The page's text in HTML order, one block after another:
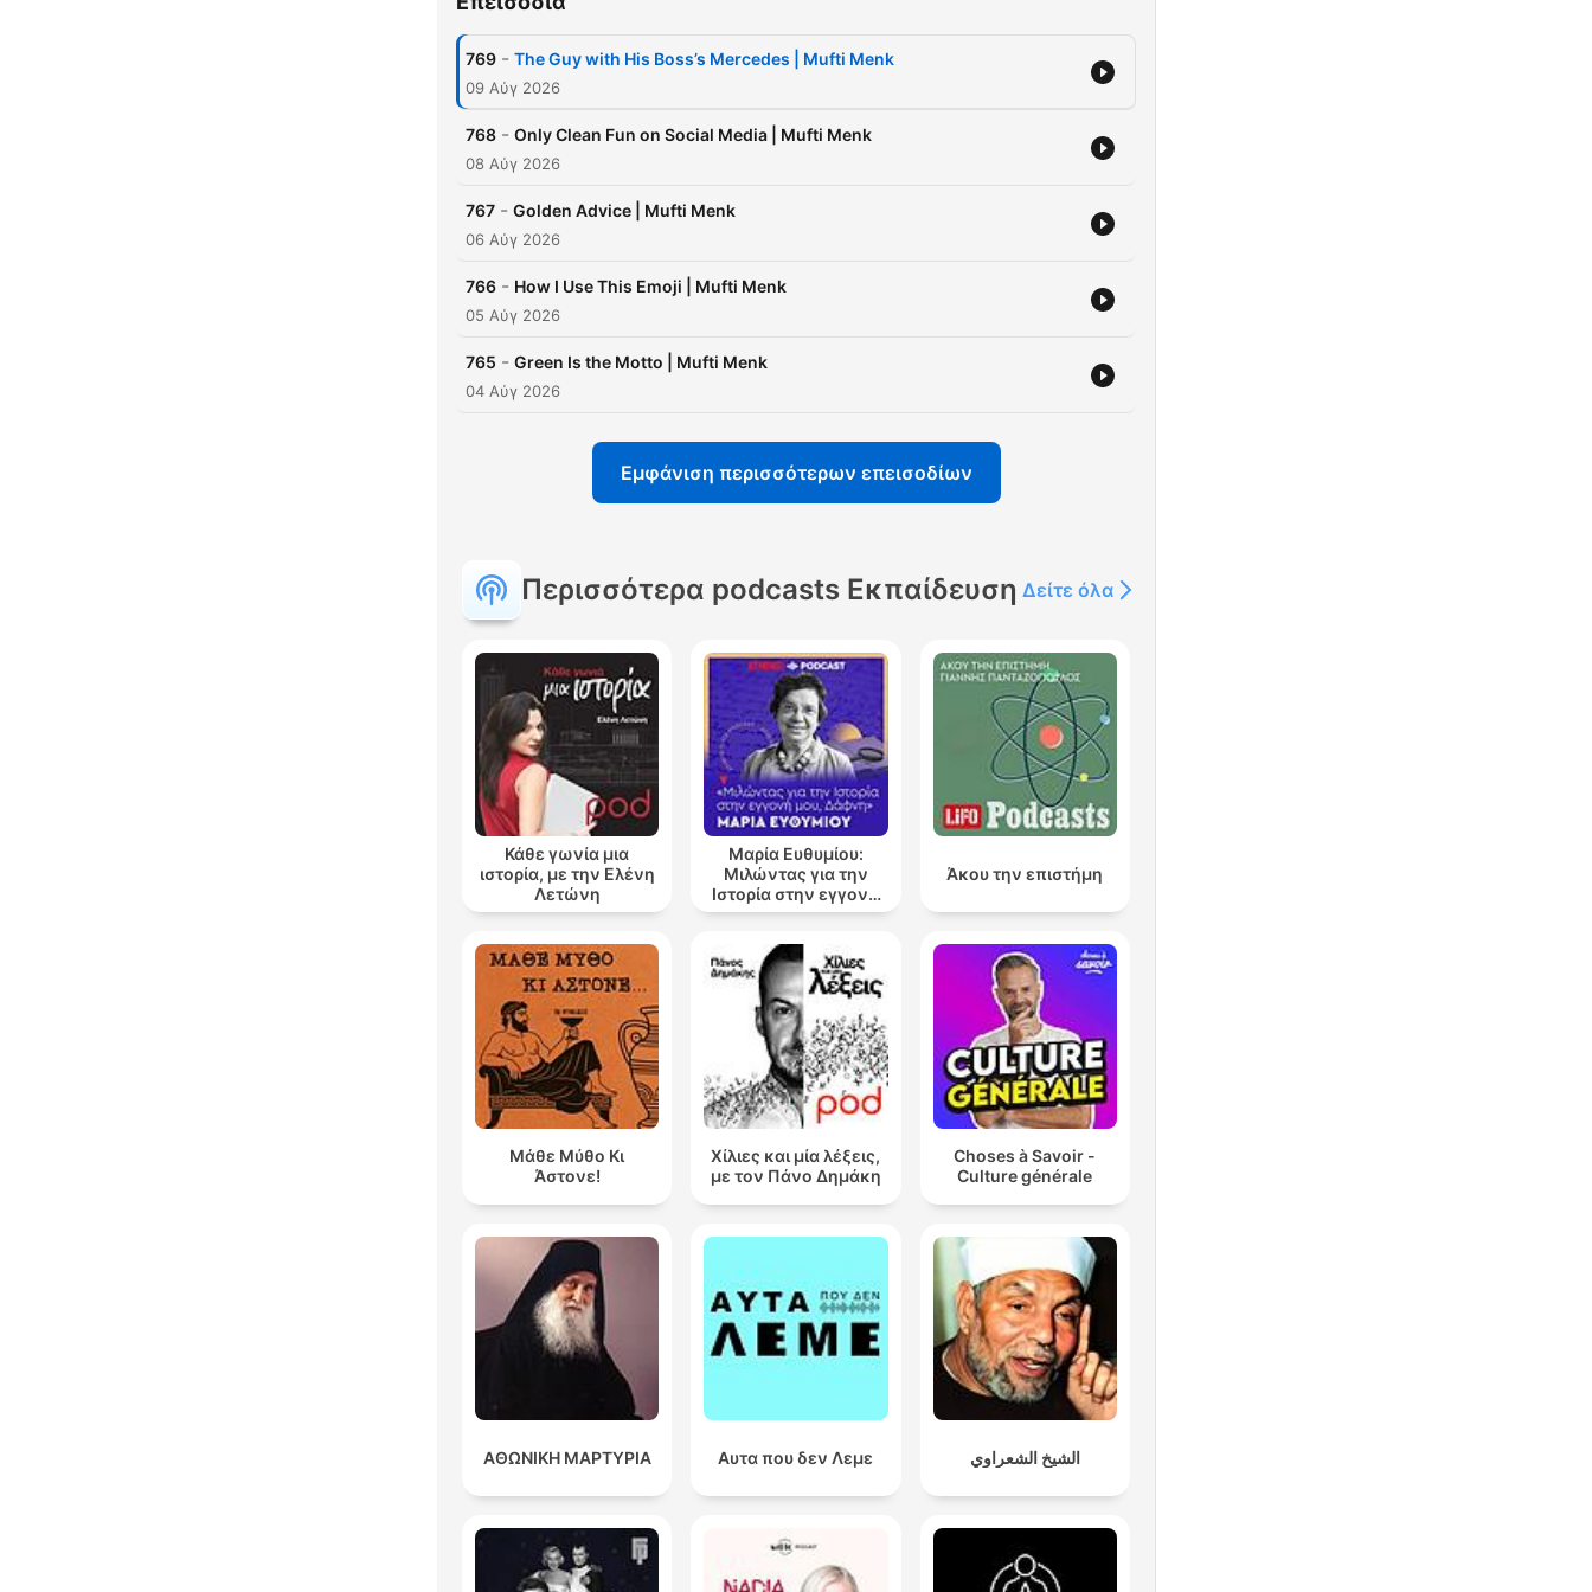
769 - The Guy with His Boss’s Mercedes | Mufti Menk
09 Αύγ 2026
768 - Only Clean Fun on Social Media | Mufti Menk
08 Αύγ 2026
767 - Golden Advice | Mufti Menk
06 Αύγ 2026
766 - How I Use This Emoji | Mufti Menk
05 Αύγ 2026
765 - Green Is the Motto | Mufti Menk
04 Αύγ 2026
Εμφάνιση περισσότερων επεισοδίων
Περισσότερα podcasts Εκπαίδευση Δείτε όλα
Κάθε γωνία μια
ιστορία, με την Ελένη
Λετώνη
Μαρία Ευθυμίου:
Μιλώντας για την
Ιστορία στην εγγονή
μου, Δάφνη
Άκου την επιστήμη
Μάθε Μύθο Κι
Άστονε!
Χίλιες και μία λέξεις,
με τον Πάνο Δημάκη
Choses à Savoir -
Culture générale
ΑΘΩΝΙΚΗ ΜΑΡΤΥΡΙΑ Αυτα που δεν Λεμε الشيخ الشعراوي